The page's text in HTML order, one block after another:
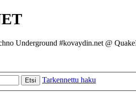
Underground #kovaydin.net @
Etsi Tarkennettu haku